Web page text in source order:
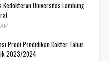
Kedokteran Universitas Lambung
Prodi Pendidikan Dokter Tahun
2023/2024